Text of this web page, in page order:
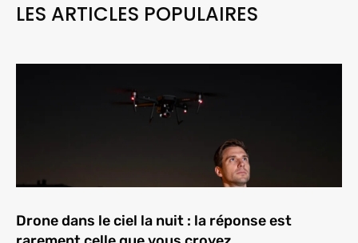
LES ARTICLES POPULAIRES
Drone dans le ciel la nuit : la réponse est